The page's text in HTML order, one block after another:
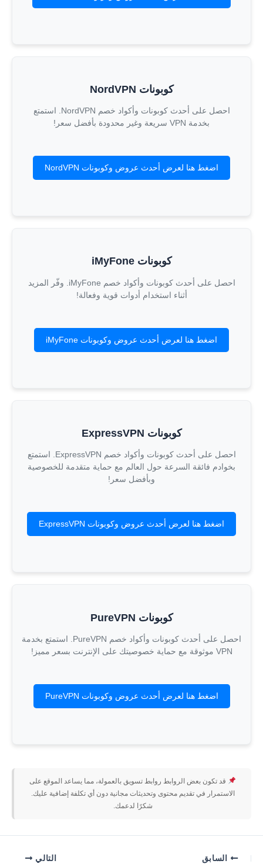
كوبونات NordVPN
احصل على أحدث كوبونات وأكواد خصم NordVPN. استمتع
بخدمة VPN سريعة وغير محدودة بأفضل سعر!
اضغط هنا لعرض أحدث عروض وكوبونات NordVPN
كوبونات iMyFone
احصل على أحدث كوبونات وأكواد خصم iMyFone. وفّر المزيد
أثناء استخدام أدوات قوية وفعالة!
اضغط هنا لعرض أحدث عروض وكوبونات iMyFone
كوبونات ExpressVPN
احصل على أحدث كوبونات وأكواد خصم ExpressVPN. استمتع
بخوادم فائقة السرعة حول العالم مع حماية متقدمة للخصوصية
وبأفضل سعر!
اضغط هنا لعرض أحدث عروض وكوبونات ExpressVPN
كوبونات PureVPN
احصل على أحدث كوبونات وأكواد خصم PureVPN. استمتع بخدمة
VPN موثوقة مع حماية خصوصيتك على الإنترنت بسعر مميز!
اضغط هنا لعرض أحدث عروض وكوبونات PureVPN
قد تكون بعض الروابط روابط تسويق بالعمولة، مما يساعد الموقع على
الاستمرار في تقديم محتوى وتحديثات مجانية دون أي تكلفة إضافية عليك.
شكرًا لدعمك.
السابق التالي